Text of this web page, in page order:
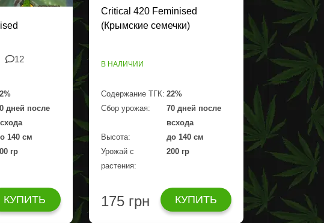
12
дней после
140 см
гр
КУПИТЬ
Critical 420 Feminised
(Крымские семечки)
В НАЛИЧИИ
Содержание ТГК: 22%
Сбор урожая:
70 дней после
всхода
Высота:
до 140 см
Урожай с
растения:
200 гр
175 грн КУПИТЬ